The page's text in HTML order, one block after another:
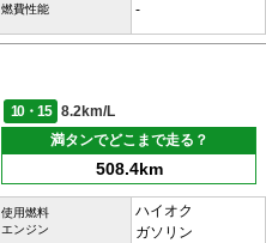
燃費性能 -
10・15
8.2km/L
満タンでどこまで走る？
508.4km
使用燃料
エンジン
ハイオク
ガソリン